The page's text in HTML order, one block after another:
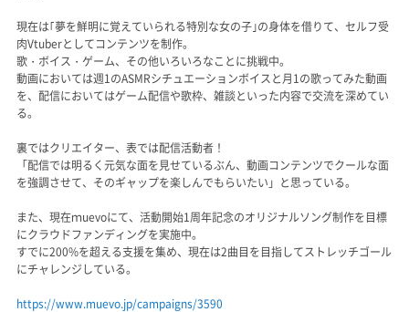
Follow us
Official SNS
現在は｢夢を鮮明に覚えていられる特別な女の子｣の身体を借りて、セルフ受
肉Vtuberとしてコンテンツを制作。
歌・ボイス・ゲーム、その他いろいろなことに挑戦中。
動画においては週1のASMRシチュエーションボイスと月1の歌ってみた動画
を、配信においてはゲーム配信や歌枠、雑談といった内容で交流を深めてい
る。
裏ではクリエイター、表では配信活動者！
「配信では明るく元気な面を見せているぶん、動画コンテンツでクールな面
を強調させて、そのギャップを楽しんでもらいたい」と思っている。
また、現在ｍuevoにて、活動開始1周年記念のオリジナルソング制作を目標
にクラウドファンディングを実施中。
すでに200%を超える支援を集め、現在は2曲目を目指してストレッチゴール
にチャレンジしている。
https://www.muevo.jp/campaigns/3590